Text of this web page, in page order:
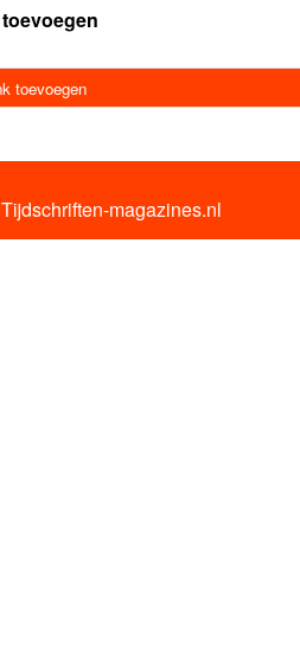
toevoegen
magazines.nl